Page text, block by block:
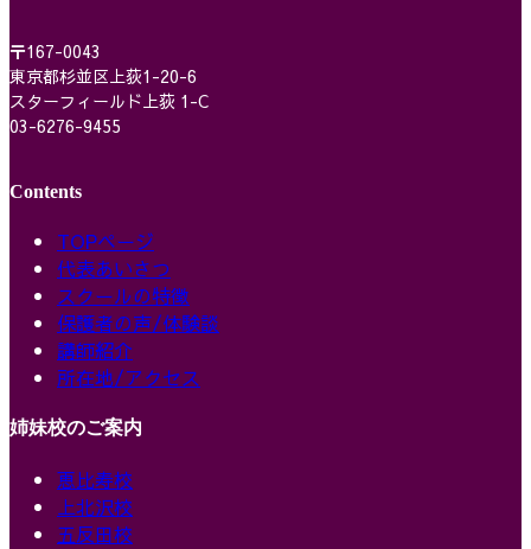
〒167-0043
東京都杉並区上荻1-20-6
スターフィールド上荻 1-C
03-6276-9455
Contents
TOPページ
代表あいさつ
スクールの特徴
保護者の声/体験談
講師紹介
所在地/アクセス
姉妹校のご案内
恵比寿校
上北沢校
五反田校